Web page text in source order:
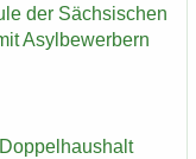
der Säch­si­schen
Asyl­be­wer­bern